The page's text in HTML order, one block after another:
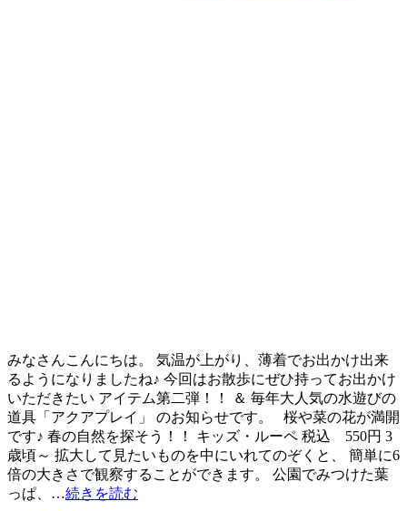
みなさんこんにちは。 気温が上がり、薄着でお出かけ出来
るようになりましたね♪ 今回はお散歩にぜひ持ってお出かけ
いただきたい アイテム第二弾！！ ＆ 毎年大人気の水遊びの
道具「アクアプレイ」 のお知らせです。 桜や菜の花が満開
です♪ 春の自然を探そう！！ キッズ・ルーペ 税込 550円 3
歳頃～ 拡大して見たいものを中にいれてのぞくと、 簡単に6
倍の大きさで観察することができます。 公園でみつけた葉
っぱ、…続きを読む